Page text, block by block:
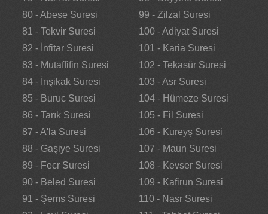
80 - Abese Suresi
81 - Tekvir Suresi
82 - İnfitar Suresi
83 - Mutaffifin Suresi
84 - İnşikak Suresi
85 - Buruc Suresi
86 - Tarık Suresi
87 - A'la Suresi
88 - Gaşiye Suresi
89 - Fecr Suresi
90 - Beled Suresi
91 - Şems Suresi
99 - Zilzal Suresi
100 - Adiyat Suresi
101 - Karia Suresi
102 - Tekasür Suresi
103 - Asr Suresi
104 - Hümeze Suresi
105 - Fil Suresi
106 - Kureyş Suresi
107 - Maun Suresi
108 - Kevser Suresi
109 - Kafirun Suresi
110 - Nasr Suresi